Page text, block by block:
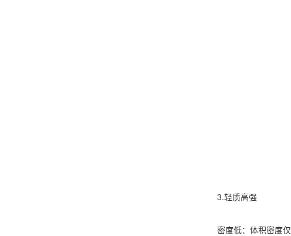
3.轻质高强
密度低：体积密度仅